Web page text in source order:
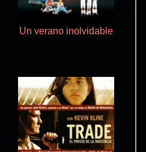
Un verano inolvidable